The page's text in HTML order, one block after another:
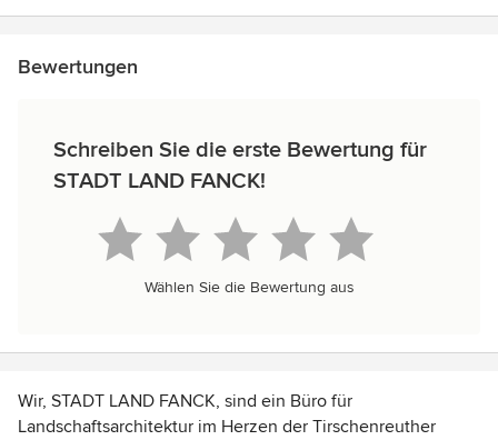
Bewertungen
Schreiben Sie die erste Bewertung für
STADT LAND FANCK!
Wählen Sie die Bewertung aus
Wir, STADT LAND FANCK, sind ein Büro für
Landschaftsarchitektur im Herzen der Tirschenreuther